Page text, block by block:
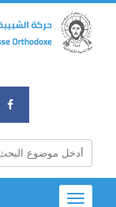
Toggle